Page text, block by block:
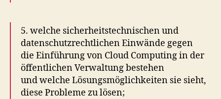
5. welche sicherheitstechnischen und
datenschutzrechtlichen Einwände gegen
die Einführung von Cloud Computing in der
öffentlichen Verwaltung bestehen
und welche Lösungsmöglichkeiten sie sieht,
diese Probleme zu lösen;